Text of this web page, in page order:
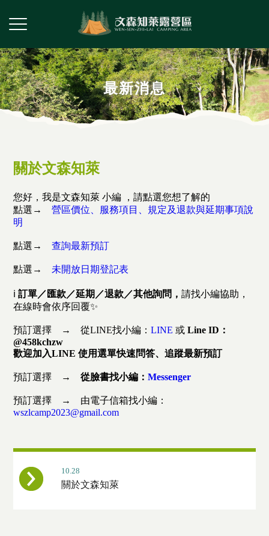
最新消息
關於文森知萊
您好，我是文森知萊 小編 ，請點選您想了解的
點選→營區價位、服務項目、規定及退款與延期事項說
明
點選→查詢最新預訂
點選→ 未開放日期登記表
ℹ️訂單／匯款／延期／退款／其他詢問，請找小編協助，
在線時會依序回覆✨
預訂選擇 → 從LINE找小編：LINE 或Line ID：
@458kchzw
歡迎加入LINE 使用選單快速問答、追蹤最新預訂
預訂選擇 →從臉書找小編：Messenger
預訂選擇 → 由電子信箱找小編：
wszlcamp2023@gmail.com
10.28
關於文森知萊